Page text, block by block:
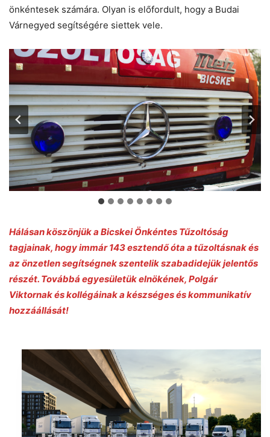
önkéntesek számára. Olyan is előfordult, hogy a Budai
Várnegyed segítségére siettek vele.
Hálásan köszönjük a Bicskei Önkéntes Tűzoltóság
tagjainak, hogy immár 143 esztendő óta a tűzoltásnak és
az önzetlen segítségnek szentelik szabadidejük jelentős
részét. Továbbá egyesületük elnökének, Polgár
Viktornak és kollégáinak a készséges és kommunikatív
hozzáállását!